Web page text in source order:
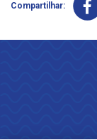
Compartilhar: